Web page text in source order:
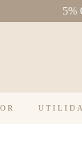
5%